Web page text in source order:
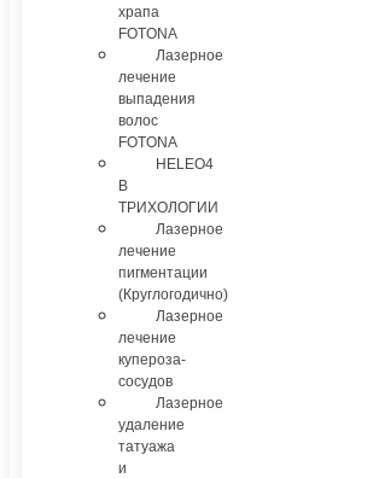
храпа
FOTONA
Лазерное
лечение
выпадения
волос
FOTONA
HELEO4
В
ТРИХОЛОГИИ
Лазерное
лечение
пигментации
(Круглогодично)
Лазерное
лечение
купероза-
сосудов
Лазерное
удаление
татуажа
и